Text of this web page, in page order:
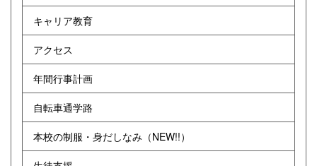
キャリア教育
アクセス
年間行事計画
自転車通学路
本校の制服・身だしなみ（NEW!!）